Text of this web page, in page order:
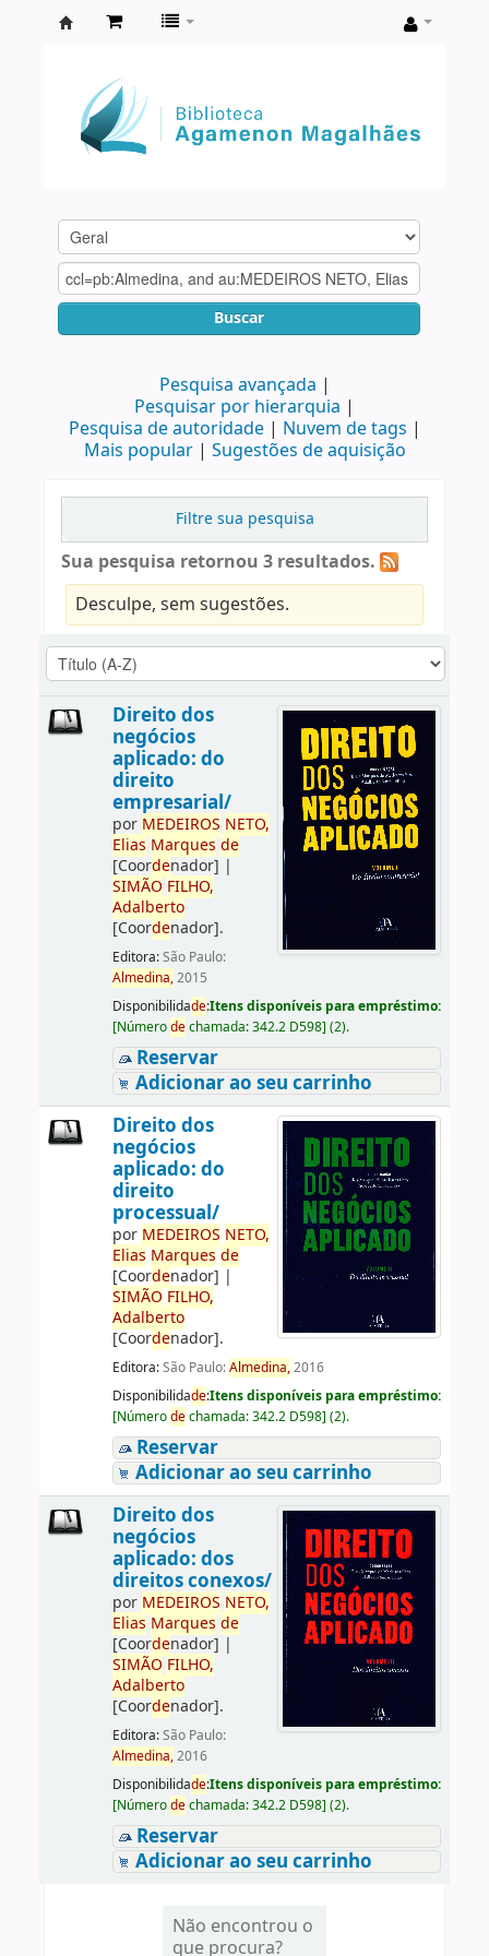
Agamenon
Magalhães
Buscar
Pesquisa avançada
Pesquisar por hierarquia
Pesquisa de autoridade
Nuvem de tags
Mais popular
Sugestões de aquisição
Filtre sua pesquisa
Sua pesquisa retornou 3 resultados.
Desculpe, sem sugestões.
Direito dos
negócios
aplicado: do
direito
empresarial/
por MEDEIROS NETO,
Elias Marques de
[Coordenador] |
SIMÃO FILHO,
Adalberto
[Coordenador].
Editora:São Paulo:
Almedina,2015
Disponibilidade:Itens disponíveis para empréstimo:
[Númerodechamada:342.2 D598] (2).
Reservar
Adicionar ao seu carrinho
Direito dos
negócios
aplicado: do
direito
processual/
por MEDEIROS NETO,
Elias Marques de
[Coordenador] |
SIMÃO FILHO,
Adalberto
[Coordenador].
Editora:São Paulo:Almedina,2016
Disponibilidade:Itens disponíveis para empréstimo:
[Númerodechamada:342.2 D598] (2).
Reservar
Adicionar ao seu carrinho
Direito dos
negócios
aplicado: dos
direitos conexos/
por MEDEIROS NETO,
Elias Marques de
[Coordenador] |
SIMÃO FILHO,
Adalberto
[Coordenador].
Editora:São Paulo:
Almedina,2016
Disponibilidade:Itens disponíveis para empréstimo:
[Númerodechamada:342.2 D598] (2).
Reservar
Adicionar ao seu carrinho
Não encontrou o
que procura?